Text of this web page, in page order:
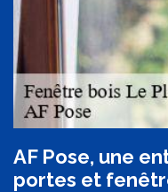
AF Pose, une
portes et